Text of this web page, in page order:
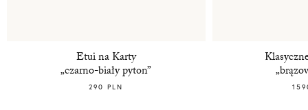
Etui na Karty
„czarno-biały pyton”
290 PLN